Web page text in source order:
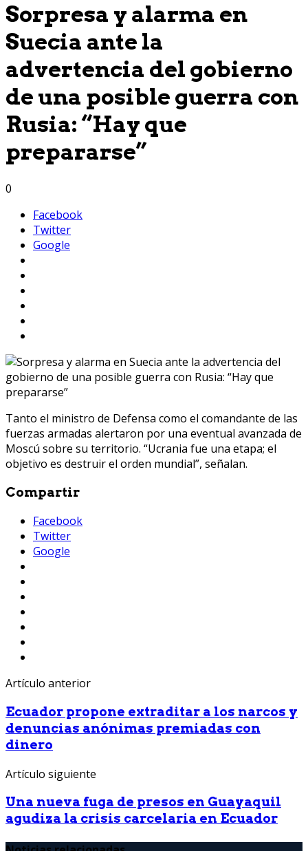
Sorpresa y alarma en
Suecia ante la
advertencia del gobierno
de una posible guerra con
Rusia: “Hay que
prepararse”
0
Facebook
Twitter
Google
Tanto el ministro de Defensa como el comandante de las
fuerzas armadas alertaron por una eventual avanzada de
Moscú sobre su territorio. “Ucrania fue una etapa; el
objetivo es destruir el orden mundial”, señalan.
Compartir
Facebook
Twitter
Google
Artículo anterior
Ecuador propone extraditar a los narcos y
denuncias anónimas premiadas con
dinero
Artículo siguiente
Una nueva fuga de presos en Guayaquil
agudiza la crisis carcelaria en Ecuador